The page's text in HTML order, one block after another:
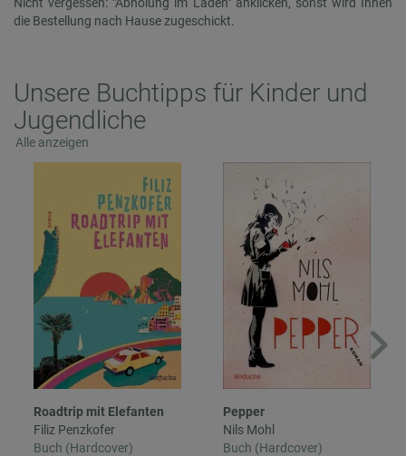
die Bestellung nach Hause zugeschickt.
Unsere Buchtipps für Kinder und
Jugendliche
Alle anzeigen
Roadtrip mit Elefanten
Filiz Penzkofer
Buch (Hardcover)
Pepper
Nils Mohl
Buch (Hardcover)